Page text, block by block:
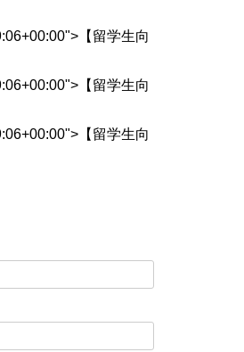
【留学生向
【留学生向
【留学生向